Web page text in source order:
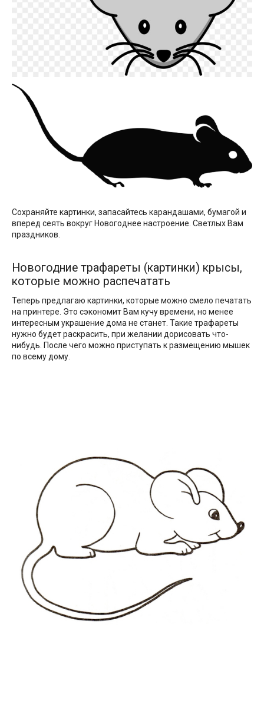
Сохраняйте картинки, запасайтесь карандашами, бумагой и
вперед сеять вокруг Новогоднее настроение. Светлых Вам
праздников.
Новогодние трафареты (картинки) крысы,
которые можно распечатать
Теперь предлагаю картинки, которые можно смело печатать
на принтере. Это сэкономит Вам кучу времени, но менее
интересным украшение дома не станет. Такие трафареты
нужно будет раскрасить, при желании дорисовать что-
нибудь. После чего можно приступать к размещению мышек
по всему дому.